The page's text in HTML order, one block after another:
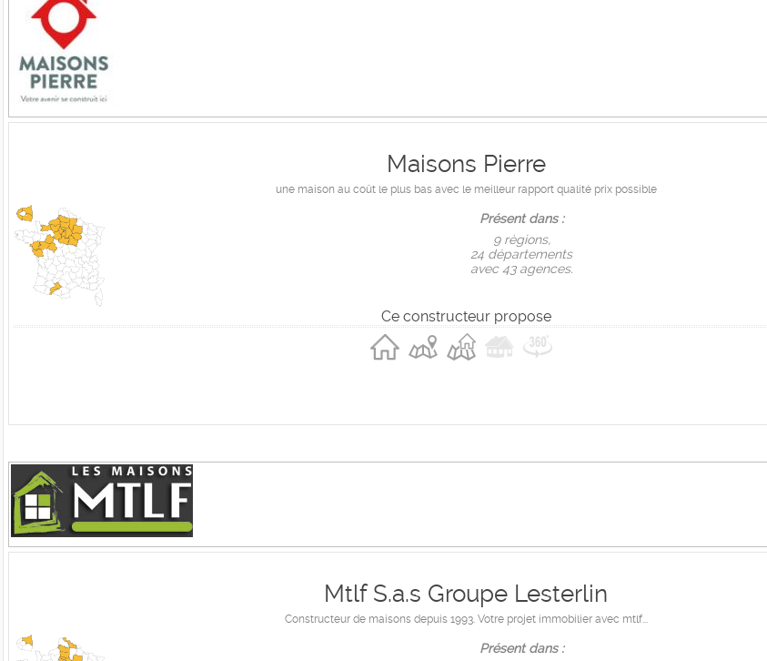
Maisons Pierre
une maison au coût le plus bas avec le meilleur rapport qualité prix possible
Présent dans :
9 règions,
24 départements
avec 43 agences.
Ce constructeur propose
Mtlf S.a.s Groupe Lesterlin
Constructeur de maisons depuis 1993. Votre projet immobilier avec mtlf...
Présent dans :